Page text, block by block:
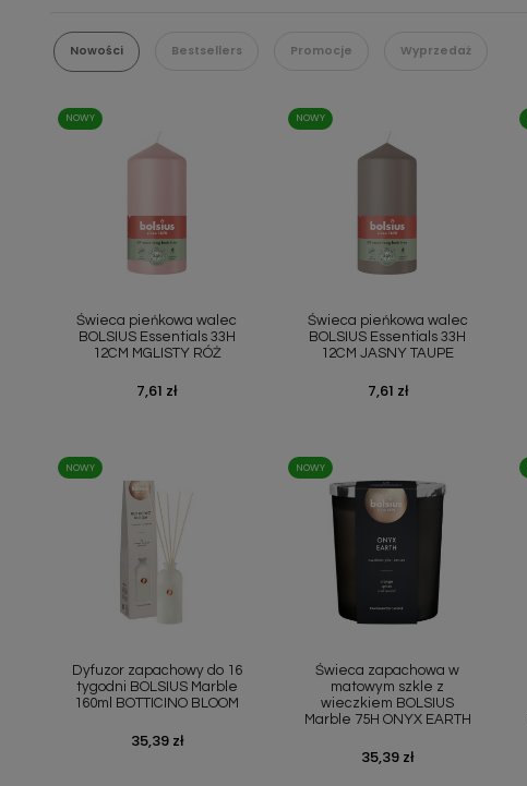
Nowości Bestsellers Promocje Wyprzedaż
Świeca pieńkowa walec
BOLSIUS Essentials 33H
12CM MGLISTY RÓŻ
Cena
7,61 zł
NOWY
Świeca pieńkowa walec
BOLSIUS Essentials 33H
12CM JASNY TAUPE
Cena
7,61 zł
NOWY
Dyfuzor zapachowy do 16
tygodni BOLSIUS Marble
160ml BOTTICINO BLOOM
Cena
35,39 zł
NOWY
Świeca zapachowa w
matowym szkle z
wieczkiem BOLSIUS
Marble 75H ONYX EARTH
Cena
35,39 zł
NOWY